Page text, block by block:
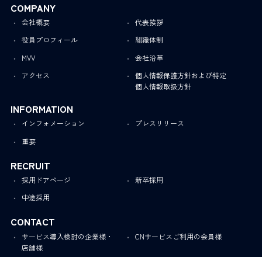
COMPANY
会社概要
代表挨拶
役員プロフィール
組織体制
MVV
会社沿革
アクセス
個人情報保護方針および特定
個人情報取扱方針
INFORMATION
インフォメーション
プレスリリース
重要
RECRUIT
採用ドアページ
新卒採用
中途採用
CONTACT
サービス導入検討の企業様・
店舗様
CNサービスご利用の会員様